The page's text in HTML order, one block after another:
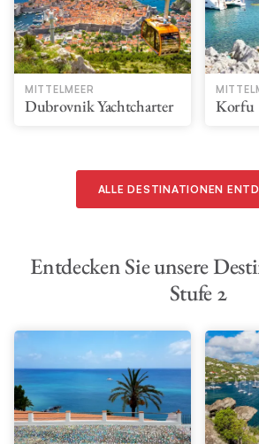
MITTELMEER
Dubrovnik Yachtcharter Korfu
ALLE DESTINATIONEN
Entdecken Sie unsere
Stufe 2